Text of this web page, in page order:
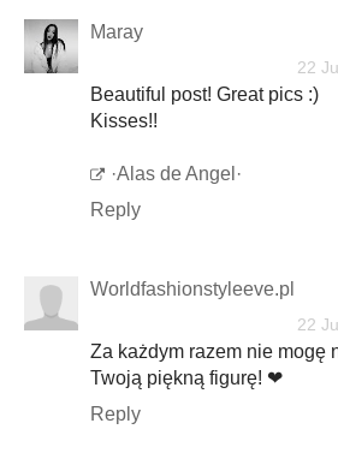
Maray
22
Beautiful post! Great pics :)
Kisses!!
·Alas de Angel·
Reply
Worldfashionstyleeve.pl
22
Za każdym razem nie mogę
Twoją piękną figurę! ❤
Reply